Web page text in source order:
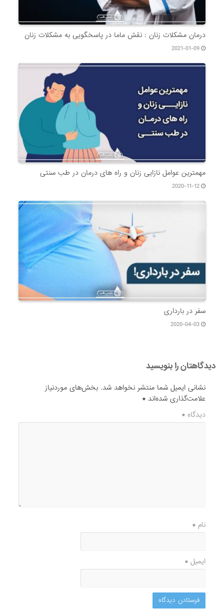
درمان مشکلات زنان : نقش ماما در پاسخگویی به مشکلات زنان
2021-01-09
مهمترین عوامل نازایی زنان و راه های درمان در طب سنتی
2020-11-12
سفر در بارداری
2020-04-03
دیدگاهتان را بنویسید
نشانی ایمیل شما منتشر نخواهد شد. بخش‌های موردنیاز
علامت‌گذاری شده‌اند*
دیدگاه*
نام*
ایمیل*